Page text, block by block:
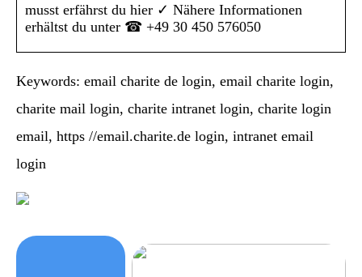
musst erfährst du hier ✓ Nähere Informationen
erhältst du unter ☎ +49 30 450 576050
Keywords: email charite de login, email charite login,
charite mail login, charite intranet login, charite login
email, https //email.charite.de login, intranet email
login